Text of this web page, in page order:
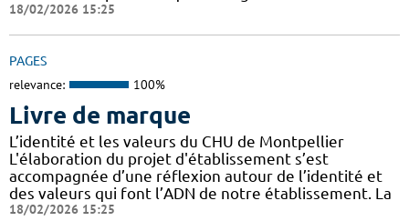
18/02/2026 15:25
PAGES
relevance: 100%
Livre de marque
L’identité et les valeurs du CHU de Montpellier
L'élaboration du projet d'établissement s’est
accompagnée d’une réflexion autour de l’identité et
des valeurs qui font l’ADN de notre établissement. La
18/02/2026 15:25